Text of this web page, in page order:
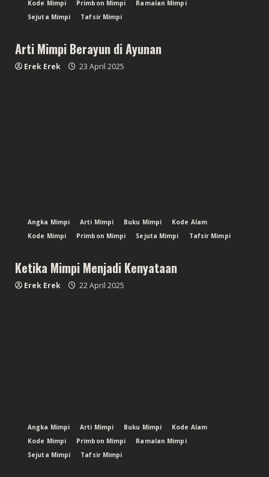
Kode Mimpi Primbon Mimpi
Ramalan Mimpi
Sejuta Mimpi
Tafsir Mimpi
Arti Mimpi Berayun di Ayunan
Erek Erek 23 April 2025
Angka Mimpi Arti Mimpi Buku Mimpi
Kode Alam
Kode Mimpi
Primbon Mimpi Sejuta Mimpi Tafsir Mimpi
Ketika Mimpi Menjadi Kenyataan
Erek Erek 22 April 2025
Angka Mimpi Arti Mimpi Buku Mimpi
Kode Alam
Kode Mimpi
Primbon Mimpi
Ramalan Mimpi
Sejuta Mimpi
Tafsir Mimpi